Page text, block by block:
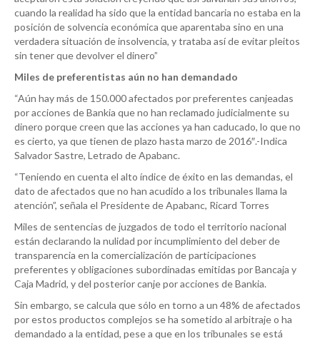
cuando la realidad ha sido que la entidad bancaria no estaba en la
posición de solvencia económica que aparentaba sino en una
verdadera situación de insolvencia, y trataba así de evitar pleitos
sin tener que devolver el dinero”
Miles de preferentistas aún no han demandado
“Aún hay más de 150.000 afectados por preferentes canjeadas
por acciones de Bankia que no han reclamado judicialmente su
dinero porque creen que las acciones ya han caducado, lo que no
es cierto, ya que tienen de plazo hasta marzo de 2016″.-Indica
Salvador Sastre, Letrado de Apabanc.
“Teniendo en cuenta el alto índice de éxito en las demandas, el
dato de afectados que no han acudido a los tribunales llama la
atención”, señala el Presidente de Apabanc, Ricard Torres
Miles de sentencias de juzgados de todo el territorio nacional
están declarando la nulidad por incumplimiento del deber de
transparencia en la comercialización de participaciones
preferentes y obligaciones subordinadas emitidas por Bancaja y
Caja Madrid, y del posterior canje por acciones de Bankia.
Sin embargo, se calcula que sólo en torno a un 48% de afectados
por estos productos complejos se ha sometido al arbitraje o ha
demandado a la entidad, pese a que en los tribunales se está